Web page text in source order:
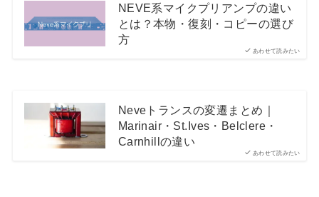
あわせて読みたい
NEVE系マイクプリアンプの違い
とは？本物・復刻・コピーの選び
方
あわせて読みたい
Neveトランスの変遷まとめ｜
Marinair・St.Ives・Belclere・
Carnhillの違い